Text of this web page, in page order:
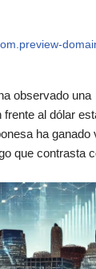
observado una
al dólar
ha ganado
que contrasta